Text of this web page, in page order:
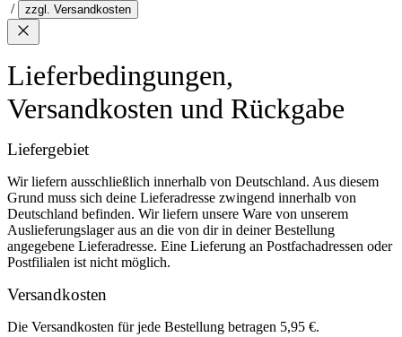
/
zzgl. Versandkosten
Lieferbedingungen,
Versandkosten und Rückgabe
Liefergebiet
Wir liefern ausschließlich innerhalb von Deutschland. Aus diesem
Grund muss sich deine Lieferadresse zwingend innerhalb von
Deutschland befinden. Wir liefern unsere Ware von unserem
Auslieferungslager aus an die von dir in deiner Bestellung
angegebene Lieferadresse. Eine Lieferung an Postfachadressen oder
Postfilialen ist nicht möglich.
Versandkosten
Die Versandkosten für jede Bestellung betragen 5,95 €.